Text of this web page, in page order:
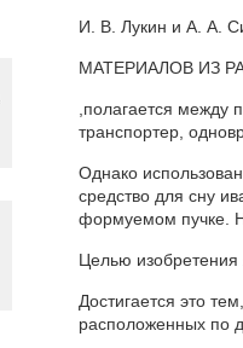
И. В. Лукин и А. А.
МАТЕРИАЛОВ ИЗ
,полагается между
транспортер,
Однако
средство для сну
формуемом пучке.
Целью изобретения
Достигается это
расположенных по